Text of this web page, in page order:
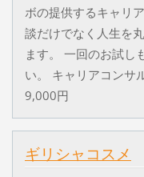
ボの提供するキャリ
談だけでなく人生を
ます。 一回のお試し
い。 キャリアコン
9,000円
ギリシャコスメ